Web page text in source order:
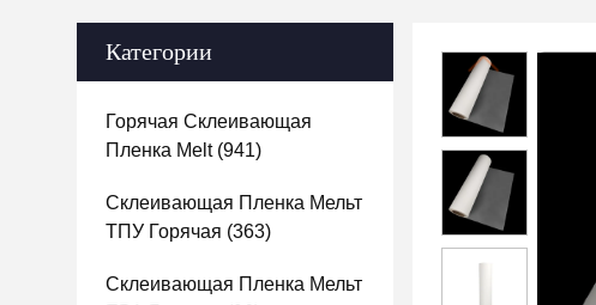
Категории
Горячая Склеивающая
Пленка Melt(941)
Склеивающая Пленка Мельт
ТПУ Горячая (363)
Склеивающая Пленка Мельт